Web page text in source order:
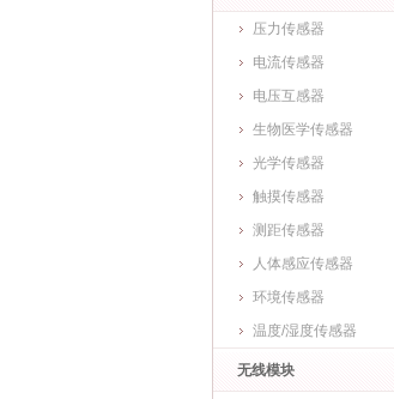
压力传感器
电流传感器
电压互感器
生物医学传感器
光学传感器
触摸传感器
测距传感器
人体感应传感器
环境传感器
温度/湿度传感器
无线模块